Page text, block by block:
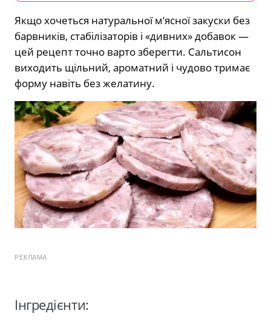
Якщо хочеться натуральної м’ясної закуски без
барвників, стабілізаторів і «дивних» добавок —
цей рецепт точно варто зберегти. Сальтисон
виходить щільний, ароматний і чудово тримає
форму навіть без желатину.
РЕКЛАМА
Інгредієнти: